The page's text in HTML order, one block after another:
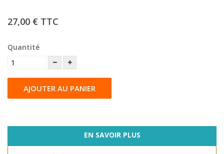
27,00 € TTC
Quantité
AJOUTER AU PANIER
EN SAVOIR PLUS